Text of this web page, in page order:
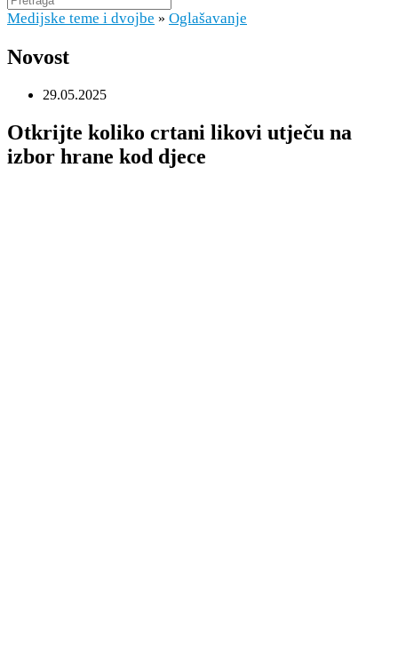
Medijske teme i dvojbe » Oglašavanje
Novost
29.05.2025
Otkrijte koliko crtani likovi utječu na
izbor hrane kod djece